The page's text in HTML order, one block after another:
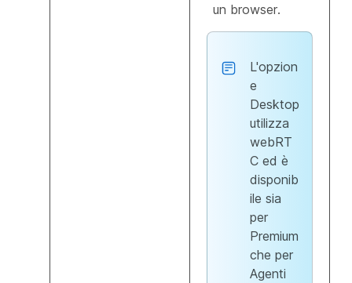
un browser.
L'opzion
e
Desktop
utilizza
webRT
C ed è
disponib
ile sia
per
Premium
che per
Agenti